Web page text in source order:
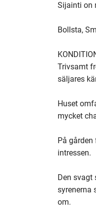
Sijainti on
Bollsta,
Trivsamt
säljares
Huset
mycket
På
intressen.
Den svagt
syrenerna
om.